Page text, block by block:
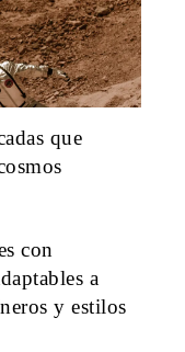
que
con
a
y estilos